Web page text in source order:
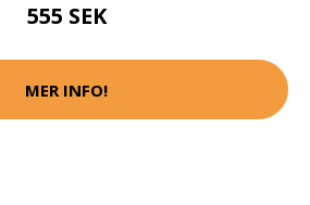
555 SEK
MER INFO!